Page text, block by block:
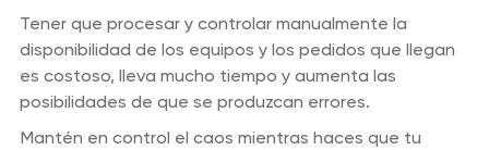
Tener que procesar y controlar manualmente la
disponibilidad de los equipos y los pedidos que llegan
es costoso, lleva mucho tiempo y aumenta las
posibilidades de que se produzcan errores.
Mantén en control el caos mientras haces que tu